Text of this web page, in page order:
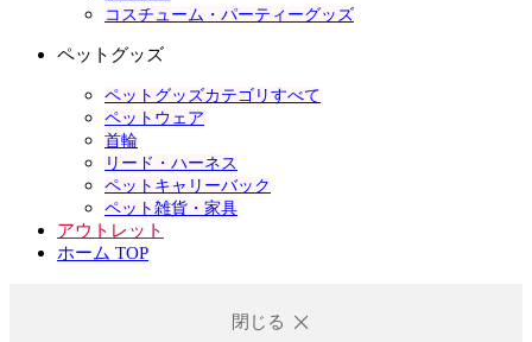
コスチューム・パーティーグッズ
ペットグッズ
ペットグッズカテゴリすべて
ペットウェア
首輪
リード・ハーネス
ペットキャリーバック
ペット雑貨・家具
アウトレット
ホーム TOP
閉じる